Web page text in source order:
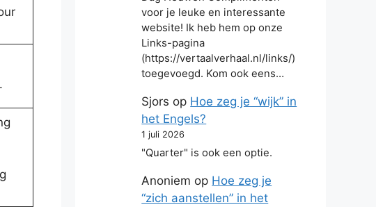
voor je leuke en interessante
website! Ik heb hem op onze
Links-pagina
(https://vertaalverhaal.nl/links/)
toegevoegd. Kom ook eens…
Sjors op Hoe zeg je “wijk” in
het Engels?
1 juli 2026
"Quarter" is ook een optie.
Anoniem op Hoe zeg je
“zich aanstellen” in het